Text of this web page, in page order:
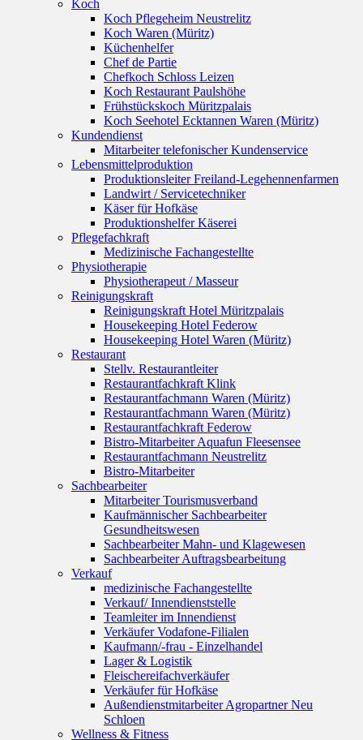
Koch
Koch Pflegeheim Neustrelitz
Koch Waren (Müritz)
Küchenhelfer
Chef de Partie
Chefkoch Schloss Leizen
Koch Restaurant Paulshöhe
Frühstückskoch Müritzpalais
Koch Seehotel Ecktannen Waren (Müritz)
Kundendienst
Mitarbeiter telefonischer Kundenservice
Lebensmittelproduktion
Produktionsleiter Freiland-Legehennenfarmen
Landwirt / Servicetechniker
Käser für Hofkäse
Produktionshelfer Käserei
Pflegefachkraft
Medizinische Fachangestellte
Physiotherapie
Physiotherapeut / Masseur
Reinigungskraft
Reinigungskraft Hotel Müritzpalais
Housekeeping Hotel Federow
Housekeeping Hotel Waren (Müritz)
Restaurant
Stellv. Restaurantleiter
Restaurantfachkraft Klink
Restaurantfachmann Waren (Müritz)
Restaurantfachmann Waren (Müritz)
Restaurantfachkraft Federow
Bistro-Mitarbeiter Aquafun Fleesensee
Restaurantfachmann Neustrelitz
Bistro-Mitarbeiter
Sachbearbeiter
Mitarbeiter Tourismusverband
Kaufmännischer Sachbearbeiter
Gesundheitswesen
Sachbearbeiter Mahn- und Klagewesen
Sachbearbeiter Auftragsbearbeitung
Verkauf
medizinische Fachangestellte
Verkauf/ Innendienststelle
Teamleiter im Innendienst
Verkäufer Vodafone-Filialen
Kaufmann/-frau - Einzelhandel
Lager & Logistik
Fleischereifachverkäufer
Verkäufer für Hofkäse
Außendienstmitarbeiter Agropartner Neu
Schloen
Wellness & Fitness